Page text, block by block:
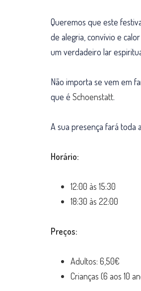
Queremos que este
de alegria, convívio e
um verdadeiro lar
Não importa se vem em
que é Schoenstatt.
A sua presença fará toda
Horário:
12:00 às 15:30
18:30 às 22:00
Preços:
Adultos: 6,50€
Crianças (6 aos 10